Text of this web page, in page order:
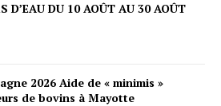
D’EAU DU 10 AOÛT AU 30 AOÛT
2026 Aide de « minimis »
de bovins à Mayotte